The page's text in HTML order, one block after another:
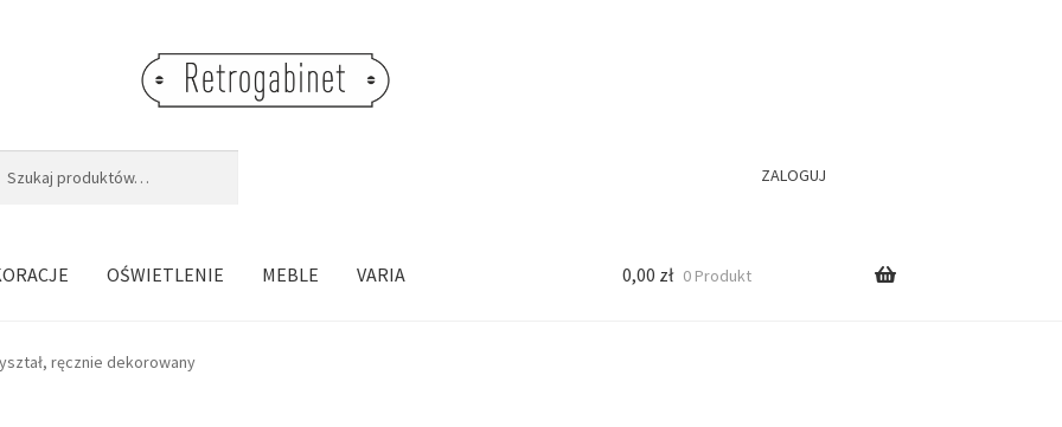
ZALOGUJ
OŚWIETLENIE MEBLE VARIA 0,00 zł 0 Produkt
ręcznie dekorowany